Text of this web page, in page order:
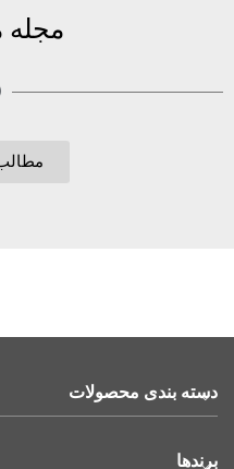
دسته بندی محصولات
برندها